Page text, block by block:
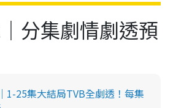
分集劇情劇透預
1-25集大結局TVB全劇透！每集